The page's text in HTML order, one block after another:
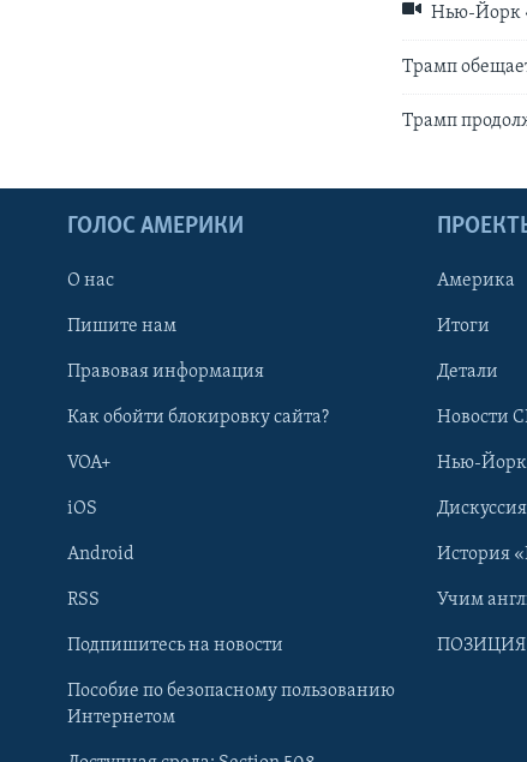
Learning English
Нью-Йорк
Трамп
Трамп
ГОЛОС АМЕРИКИ
О нас
Пишите нам
Правовая информация
Как обойти блокировку сайта?
VOA+
iOS
Android
RSS
Подпишитесь на новости
Пособие по безопасному пользованию
Интернетом
Америка
Итоги
Детали
Новости
Нью-Йорк
История
Учим
ПОЗИЦИЯ